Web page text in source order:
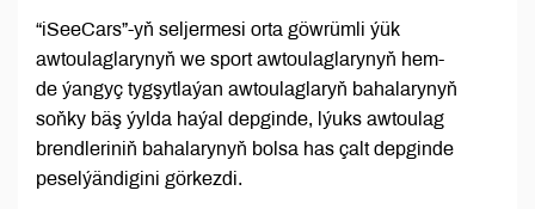
“iSeeCars”-yň seljermesi orta göwrümli ýük
awtoulaglarynyň we sport awtoulaglarynyň hem-
de ýangyç tygşytlaýan awtoulaglaryň bahalarynyň
soňky bäş ýylda haýal depginde, lýuks awtoulag
brendleriniň bahalarynyň bolsa has çalt depginde
peselýändigini görkezdi.